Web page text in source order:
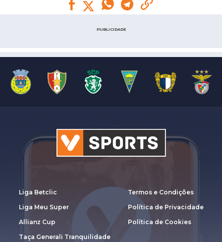
PUBLICIDADE
Liga Betclic
Liga Meu Super
Allianz Cup
Taça Generali Tranquilidade
Termos e Condições
Política de Privacidade
Política de Cookies